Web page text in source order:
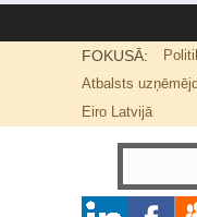
FOKUSĀ:
Atbalsts
Eiro Latvijā